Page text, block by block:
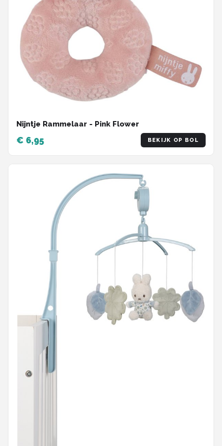
Nijntje Rammelaar - Pink Flower
€ 6,95 BEKIJK OP BOL